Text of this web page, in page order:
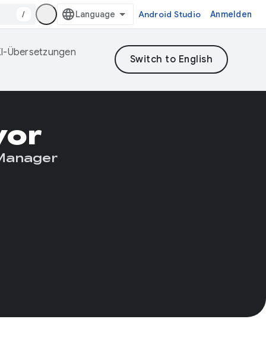
/ Android Studio Anmelden
Übersetzungen